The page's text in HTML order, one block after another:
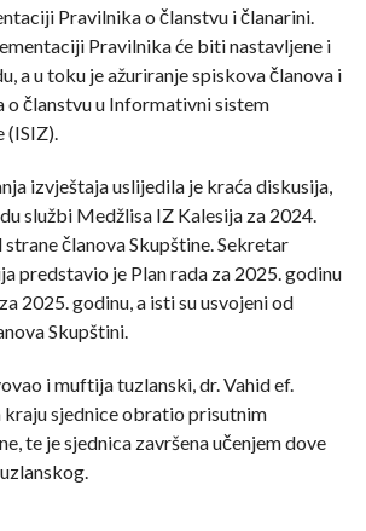
Pravilnika o članstvu i članarini.
Pravilnika će biti nastavljene i
a u toku je ažuriranje spiskova članova i
o članstvu u Informativni sistem
(ISIZ).
izvještaja uslijedila je kraća diskusija,
službi Medžlisa IZ Kalesija za 2024.
članova Skupštine. Sekretar
predstavio je Plan rada za 2025. godinu
2025. godinu, a isti su usvojeni od
Skupštini.
i muftija tuzlanski, dr. Vahid ef.
kraju sjednice obratio prisutnim
te je sjednica završena učenjem dove